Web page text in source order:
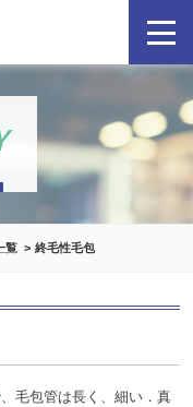
覧 終毛性毛包
毛包管は長く、細い．真